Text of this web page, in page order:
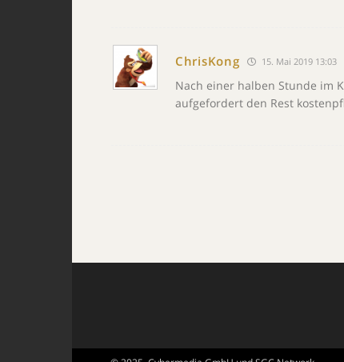
ChrisKong 15. Mai 2019 13:03
Nach einer halben Stunde im
aufgefordert den Rest